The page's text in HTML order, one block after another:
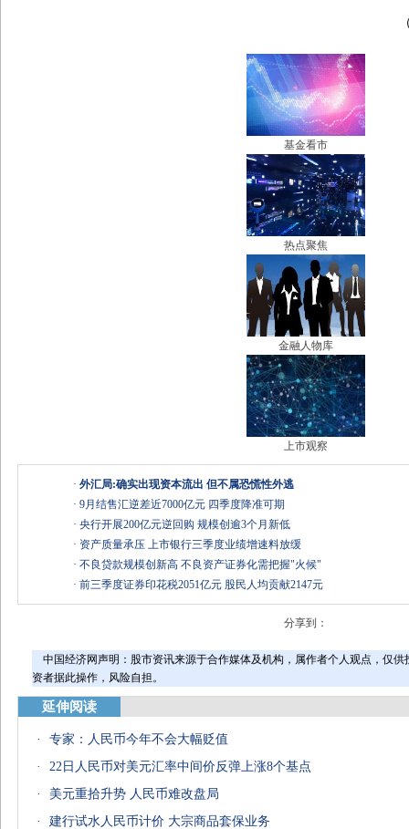
基金看市
热点聚焦
金融人物库
上市观察
· 外汇局:确实出现资本流出 但不属恐慌性外逃
· 9月结售汇逆差近7000亿元 四季度降准可期
· 央行开展200亿元逆回购 规模创逾3个月新低
· 资产质量承压 上市银行三季度业绩增速料放缓
· 不良贷款规模创新高 不良资产证券化需把握"火候"
· 前三季度证券印花税2051亿元 股民人均贡献2147元
分享到：
中国经济网声明：股市资讯来源于合作媒体及机构，属作者个人观点，仅
资者据此操作，风险自担。
延伸阅读
·
专家：人民币今年不会大幅贬值
·
22日人民币对美元汇率中间价反弹上涨8个基点
·
美元重拾升势 人民币难改盘局
·
建行试水人民币计价 大宗商品套保业务